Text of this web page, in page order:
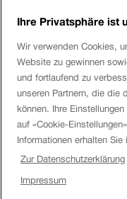
Login eServices
Social Media
Über die SBB
Disclaimer
Impressum
Ihre Privatsphäre ist
Wir verwenden Cookies,
Website zu gewinnen
und fortlaufend zu
unseren Partnern, die die
können. Ihre
auf «Cookie-
Informationen erhalten
Zur Datenschutzerklärung
Impressum